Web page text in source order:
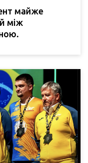
майже
між